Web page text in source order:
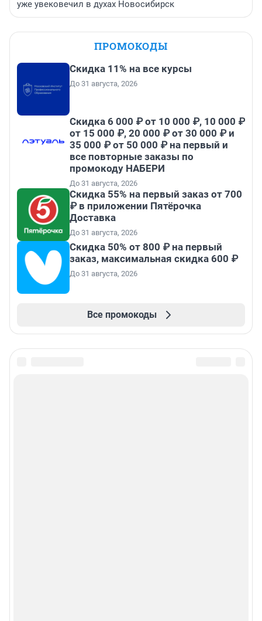
уже увековечил в духах Новосибирск
ПРОМОКОДЫ
Скидка 11% на все курсы
До 31 августа, 2026
Скидка 6 000 ₽ от 10 000 ₽, 10 000 ₽
от 15 000 ₽, 20 000 ₽ от 30 000 ₽ и
35 000 ₽ от 50 000 ₽ на первый и
все повторные заказы по
промокоду НАБЕРИ
До 31 августа, 2026
Скидка 55% на первый заказ от 700
₽ в приложении Пятёрочка
Доставка
До 31 августа, 2026
Скидка 50% от 800 ₽ на первый
заказ, максимальная скидка 600 ₽
До 31 августа, 2026
Все промокоды